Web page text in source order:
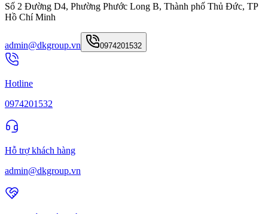
Số 2 Đường D4, Phường Phước Long B, Thành phố Thủ Đức, TP
Hồ Chí Minh
admin@dkgroup.vn 0974201532
Hotline
0974201532
Hỗ trợ khách hàng
admin@dkgroup.vn